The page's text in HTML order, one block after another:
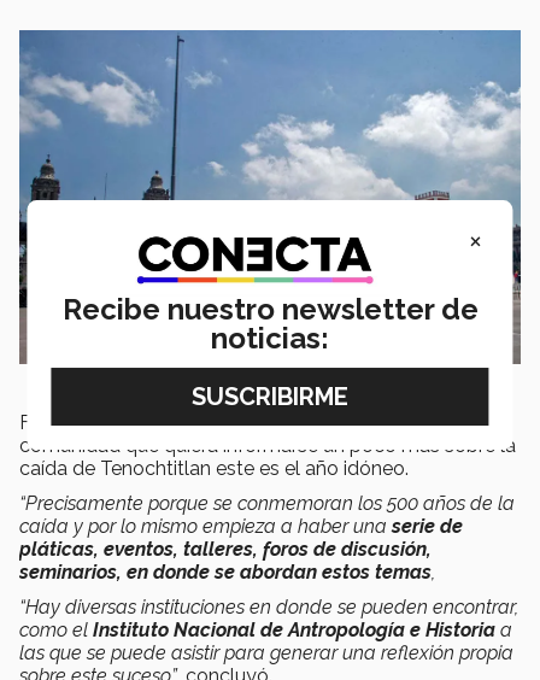
Finalmente, el experto compartió que para la
comunidad que quiera informarse un poco más sobre la
caída de Tenochtitlan este es el año idóneo.
“Precisamente porque se conmemoran los 500 años de la
caída y por lo mismo empieza a haber unaserie de
pláticas, eventos, talleres, foros de discusión,
seminarios, en donde se abordan estos temas,
“Hay diversas instituciones en donde se pueden encontrar,
como el Instituto Nacional de Antropología e Historia a
las que se puede asistir para generar una reflexión propia
×
Recibe nuestro newsletter de
noticias: